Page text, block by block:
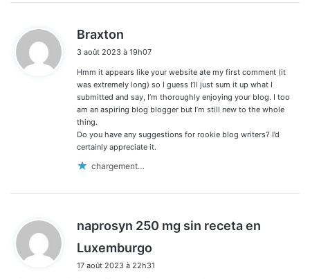
Braxton
t
:
3 août 2023 à 19h07
Hmm it appears like your website ate my first comment (it
was extremely long) so I guess I’ll just sum it up what I
submitted and say, I’m thoroughly enjoying your blog. I too
am an aspiring blog blogger but I’m still new to the whole
thing.
Do you have any suggestions for rookie blog writers? I’d
certainly appreciate it.
chargement…
naprosyn 250 mg sin receta en
Luxemburgo
t
17 août 2023 à 22h31